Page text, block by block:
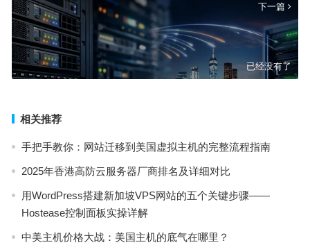
下一篇
已经没有了
相关推荐
手把手教你：网站迁移到美国虚拟主机的完整流程指南
2025年香港高防云服务器厂商排名及详细对比
用WordPress搭建新加坡VPS网站的五个关键步骤——
Hostease控制面板实操详解
中美主机价格大战：美国主机的底气在哪里？